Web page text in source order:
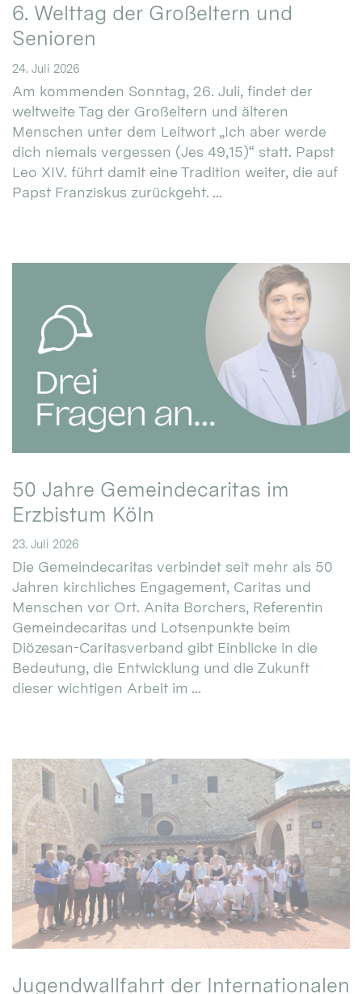
6. Welttag der Großeltern und
Senioren
24. Juli 2026
Am kommenden Sonntag, 26. Juli, findet der
weltweite Tag der Großeltern und älteren
Menschen unter dem Leitwort „Ich aber werde
dich niemals vergessen (Jes 49,15)“ statt. Papst
Leo XIV. führt damit eine Tradition weiter, die auf
Papst Franziskus zurückgeht. ...
50 Jahre Gemeindecaritas im
Erzbistum Köln
23. Juli 2026
Die Gemeindecaritas verbindet seit mehr als 50
Jahren kirchliches Engagement, Caritas und
Menschen vor Ort. Anita Borchers, Referentin
Gemeindecaritas und Lotsenpunkte beim
Diözesan-Caritasverband gibt Einblicke in die
Bedeutung, die Entwicklung und die Zukunft
dieser wichtigen Arbeit im ...
Jugendwallfahrt der Internationalen